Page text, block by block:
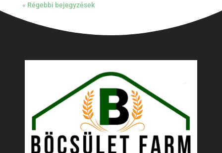
« Régebbi bejegyzések